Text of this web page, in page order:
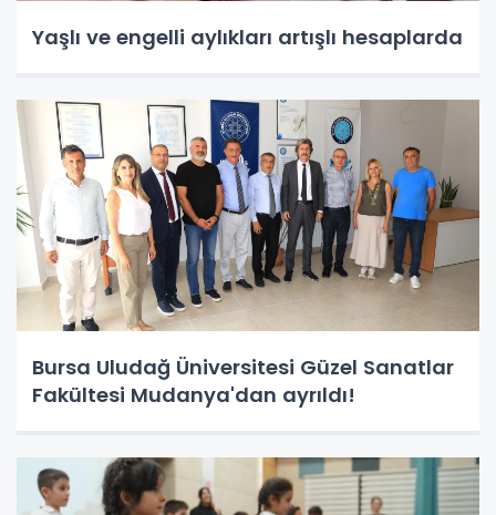
Yaşlı ve engelli aylıkları artışlı hesaplarda
Bursa Uludağ Üniversitesi Güzel Sanatlar
Fakültesi Mudanya'dan ayrıldı!